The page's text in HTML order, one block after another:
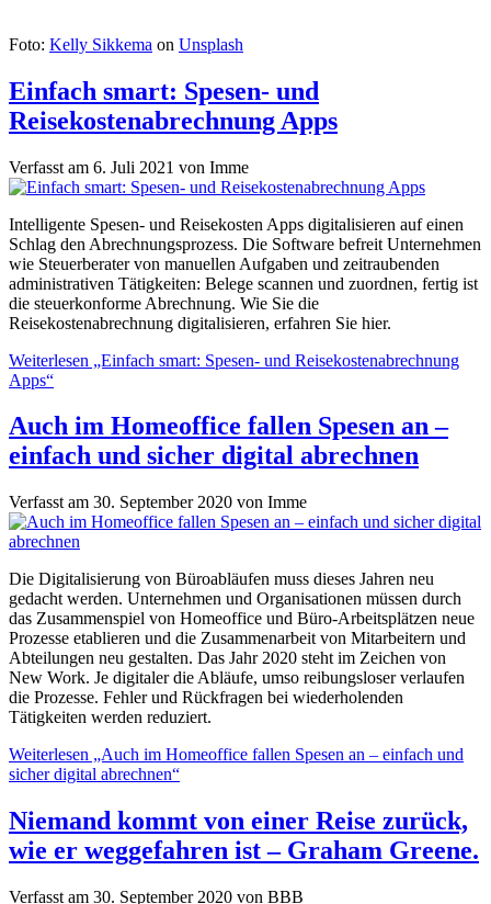
Foto: Kelly Sikkema on Unsplash
Einfach smart: Spesen- und
Reisekostenabrechnung Apps
Verfasst am 6. Juli 2021 von Imme
Intelligente Spesen- und Reisekosten Apps digitalisieren auf einen
Schlag den Abrechnungsprozess. Die Software befreit Unternehmen
wie Steuerberater von manuellen Aufgaben und zeitraubenden
administrativen Tätigkeiten: Belege scannen und zuordnen, fertig ist
die steuerkonforme Abrechnung. Wie Sie die
Reisekostenabrechnung digitalisieren, erfahren Sie hier.
Weiterlesen „Einfach smart: Spesen- und Reisekostenabrechnung
Apps“
Auch im Homeoffice fallen Spesen an –
einfach und sicher digital abrechnen
Verfasst am 30. September 2020 von Imme
Die Digitalisierung von Büroabläufen muss dieses Jahren neu
gedacht werden. Unternehmen und Organisationen müssen durch
das Zusammenspiel von Homeoffice und Büro-Arbeitsplätzen neue
Prozesse etablieren und die Zusammenarbeit von Mitarbeitern und
Abteilungen neu gestalten. Das Jahr 2020 steht im Zeichen von
New Work. Je digitaler die Abläufe, umso reibungsloser verlaufen
die Prozesse. Fehler und Rückfragen bei wiederholenden
Tätigkeiten werden reduziert.
Weiterlesen „Auch im Homeoffice fallen Spesen an – einfach und
sicher digital abrechnen“
Niemand kommt von einer Reise zurück,
wie er weggefahren ist – Graham Greene.
Verfasst am 30. September 2020 von BBB